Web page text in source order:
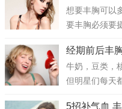
想要丰胸可以
要丰胸必须要
经期前后丰
牛奶，豆类，
但明星们每天
5招补气血